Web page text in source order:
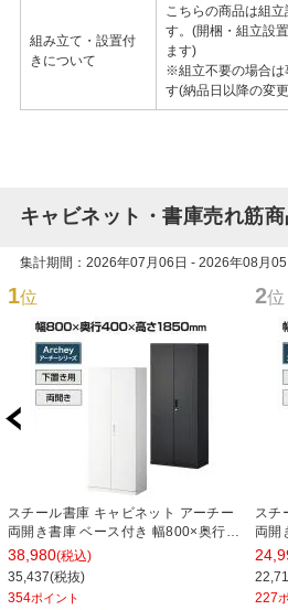
組み立て・設置付
きについて
こちらの商品は組
す。(開梱・組立設
ます)
※組立不要の場合は
す(納品日以降の変
キャビネット・書庫売れ筋
集計期間：2026年07月06日 - 2026年08月05
1位
スチール書庫 キャビネット アーチー
両開き書庫 ベース付き 幅800×奥行
400×高さ1850mm
38,980(税込)
35,437(税抜)
354ポイント
2位
スチ
両開
227